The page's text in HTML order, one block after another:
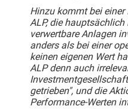
Hinzu kommt bei
ALP, die
verwertbare Anlagen
anders als bei einer
keinen eigenen Wert
ALP denn auch
getrieben", und die
Performance-Werten